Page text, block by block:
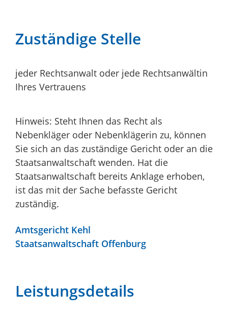
Zuständige Stelle
jeder Rechtsanwalt oder jede Rechtsanwältin
Ihres Vertrauens
Hinweis: Steht Ihnen das Recht als
Nebenkläger oder Nebenklägerin zu, können
Sie sich an das zuständige Gericht oder an die
Staatsanwaltschaft wenden. Hat die
Staatsanwaltschaft bereits Anklage erhoben,
ist das mit der Sache befasste Gericht
zuständig.
Amtsgericht Kehl
Staatsanwaltschaft Offenburg
Leistungsdetails